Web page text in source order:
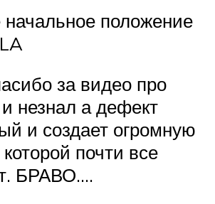
начальное положение
за видео про
незнал а дефект
и создает огромную
почти все
БРАВО….